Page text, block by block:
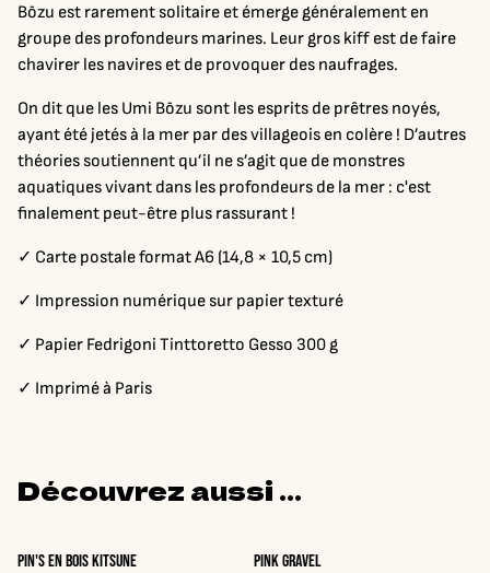
Bōzu est rarement solitaire et émerge généralement en
groupe des profondeurs marines. Leur gros kiff est de faire
chavirer les navires et de provoquer des naufrages.
On dit que les Umi Bōzu sont les esprits de prêtres noyés,
ayant été jetés à la mer par des villageois en colère ! D’autres
théories soutiennent qu’il ne s’agit que de monstres
aquatiques vivant dans les profondeurs de la mer : c'est
finalement peut-être plus rassurant !
✓ Carte postale format A6 (14,8 × 10,5 cm)
✓ Impression numérique sur papier texturé
✓ Papier Fedrigoni Tinttoretto Gesso 300 g
✓ Imprimé à Paris
Découvrez aussi ...
Pin's en bois Kitsune %
Pink gravel